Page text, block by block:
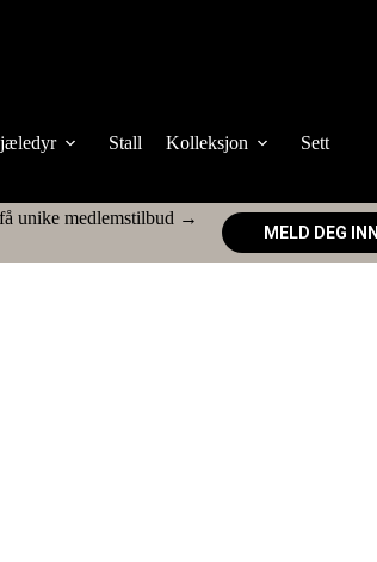
Stall Kolleksjon Sett
unike medlemstilbud →
MELD DEG INN